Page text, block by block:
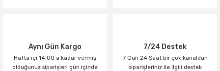
Aynı Gün Kargo
Hafta içi 14:00 a kadar vermiş
olduğunuz siparişleri gün içinde
7/24 Destek
7 Gün 24 Saat bir çok kanaldan
siparişleriniz ile ilgili destek